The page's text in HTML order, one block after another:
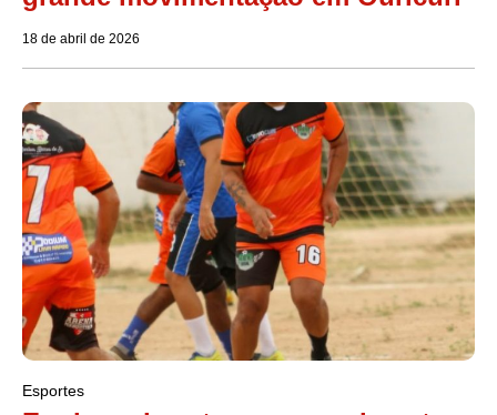
18 de abril de 2026
Esportes